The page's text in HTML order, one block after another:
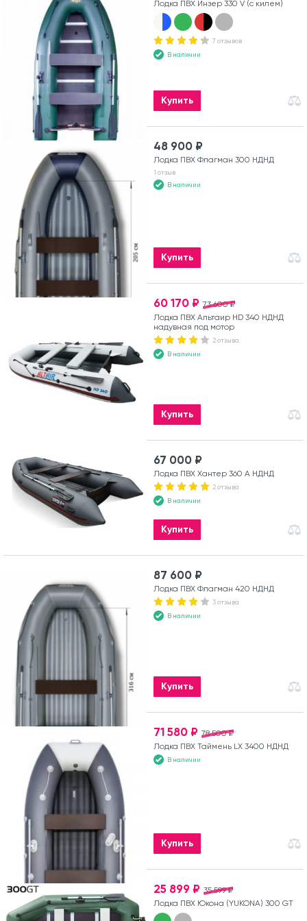
Лодка ПВХ Инзер 330 V (с килем)
7 отзывов
В наличии
Купить
48 900 ₽
Лодка ПВХ Флагман 300 НДНД
1 отзыв
В наличии
Купить
73 600 ₽
60 170 ₽
Лодка ПВХ Альтаир HD 340 НДНД
надувная под мотор
2 отзыва
В наличии
Купить
67 000 ₽
Лодка ПВХ Хантер 360 А НДНД
2 отзыва
В наличии
Купить
87 600 ₽
Лодка ПВХ Флагман 420 НДНД
3 отзыва
В наличии
Купить
78 500 ₽
71 580 ₽
Лодка ПВХ Таймень LX 3400 НДНД
В наличии
Купить
35 599 ₽
25 899 ₽
Лодка ПВХ Юкона (YUKONA) 300 GT